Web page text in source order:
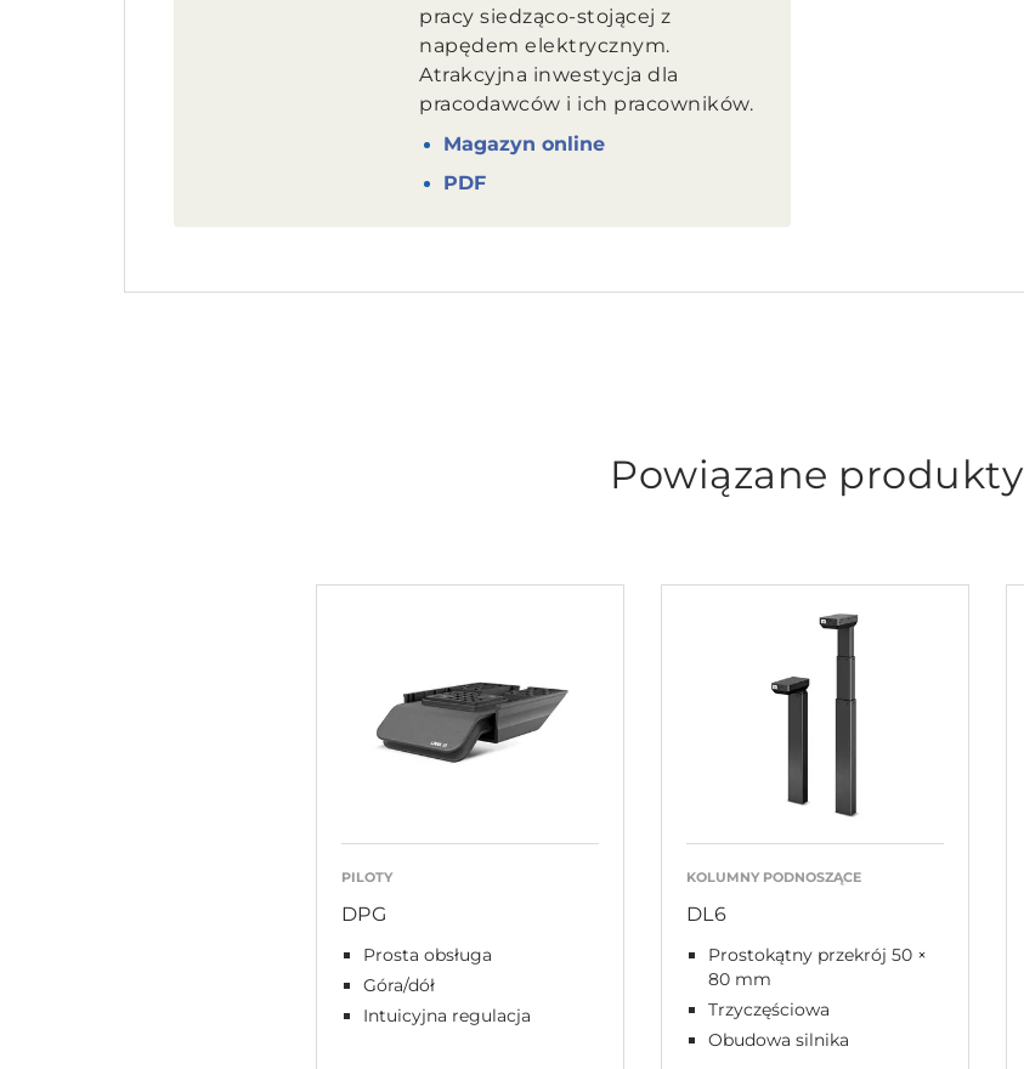
pracy siedząco-stojącej z
napędem elektrycznym.
Atrakcyjna inwestycja dla
pracodawców i ich pracowników.
Magazyn online
PDF
Powiązane produkty
PILOTY
DPG
Prosta obsługa
Góra/dół
Intuicyjna regulacja
KOLUMNY PODNOSZĄCE
DL6
Prostokątny przekrój 50 ×
80 mm
Trzyczęściowa
Obudowa silnika